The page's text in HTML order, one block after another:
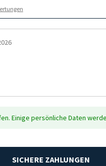
Einige persönliche Daten
SICHERE ZAHLUNGEN